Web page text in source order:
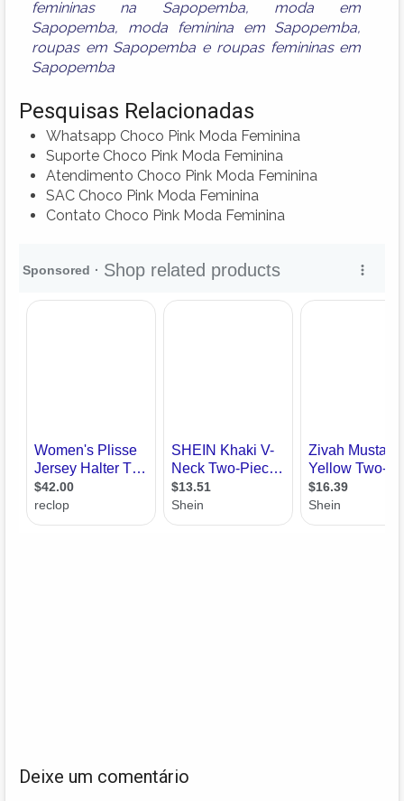
femininas na Sapopemba, moda em
Sapopemba, moda feminina em Sapopemba,
roupas em Sapopemba e roupas femininas em
Sapopemba
Pesquisas Relacionadas
Whatsapp Choco Pink Moda Feminina
Suporte Choco Pink Moda Feminina
Atendimento Choco Pink Moda Feminina
SAC Choco Pink Moda Feminina
Contato Choco Pink Moda Feminina
Deixe um comentário